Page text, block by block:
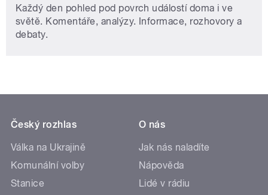
Každý den pohled pod povrch událostí doma i ve
světě. Komentáře, analýzy. Informace, rozhovory a
debaty.
Český rozhlas
Válka na Ukrajině
Komunální volby
Stanice
O nás
Jak nás naladíte
Nápověda
Lidé v rádiu